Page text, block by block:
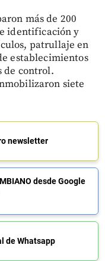
más de 200
identificación y
patrullaje en
establecimientos
de control.
siete
newsletter
desde Google
de Whatsapp